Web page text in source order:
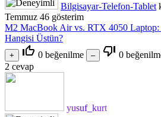
Bilgisayar-Telefon-Tablet
Temmuz 46 gösterim
M2 MacBook Air vs. RTX 4050
Hangisi Üstün?
thumb_up_off_alt 0 beğenilme thumb_down_off_alt 0
2 cevap
yusuf_kurt